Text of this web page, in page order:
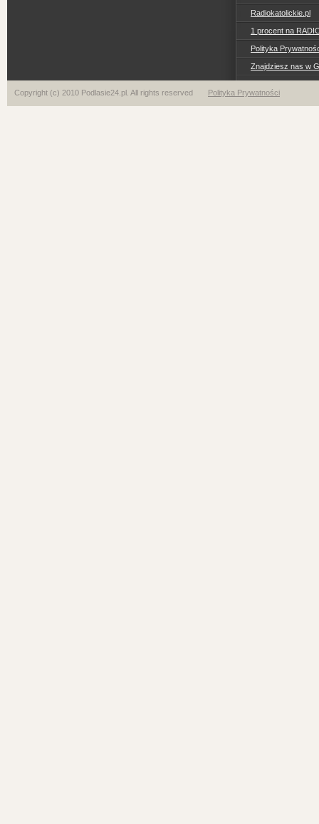
Radiokatolickie.pl
1 procent na
Polityka
Znajdziesz nas w
Copyright (c) 2010 Podlasie24.pl. All rights reserved Polityka Prywatności